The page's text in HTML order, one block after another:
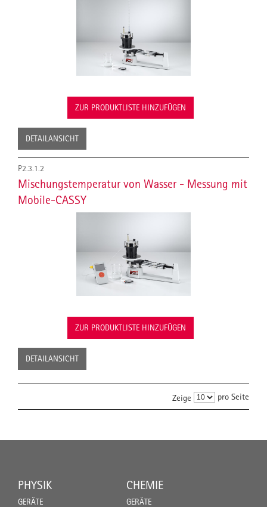
ZUR PRODUKTLISTE HINZUFÜGEN
DETAILANSICHT
P2.3.1.2
Mischungstemperatur von Wasser - Messung mit
Mobile-CASSY
ZUR PRODUKTLISTE HINZUFÜGEN
DETAILANSICHT
Zeige pro Seite
PHYSIK
GERÄTE
CHEMIE
GERÄTE